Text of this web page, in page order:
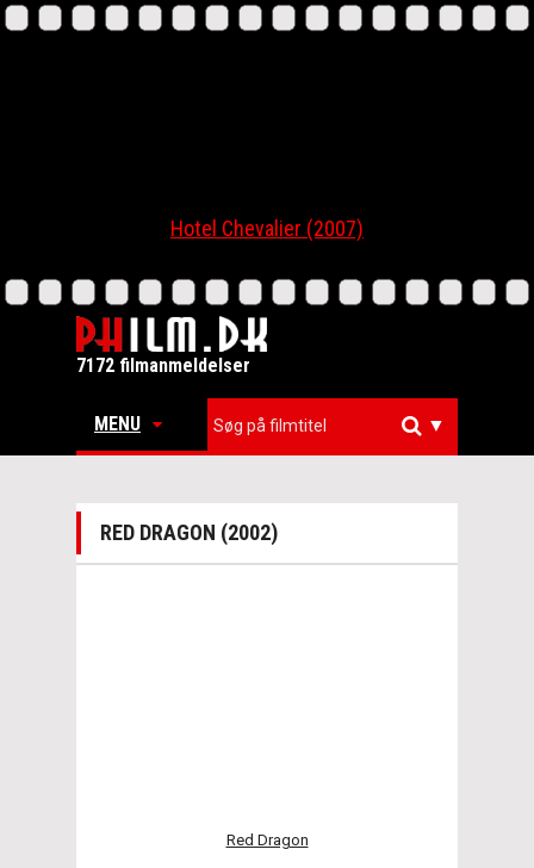
Hotel Chevalier (2007)
7172 filmanmeldelser
MENU ▼
RED DRAGON (2002)
Red Dragon